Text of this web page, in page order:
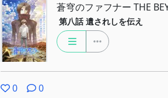
蒼穹のファフナー THE
第八話 遺されしを伝え
0 0